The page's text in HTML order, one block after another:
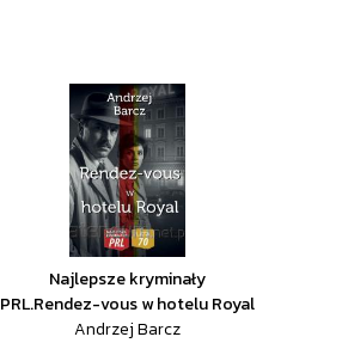
Najlepsze kryminały
PRL.Rendez-vous w hotelu Royal
Andrzej Barcz